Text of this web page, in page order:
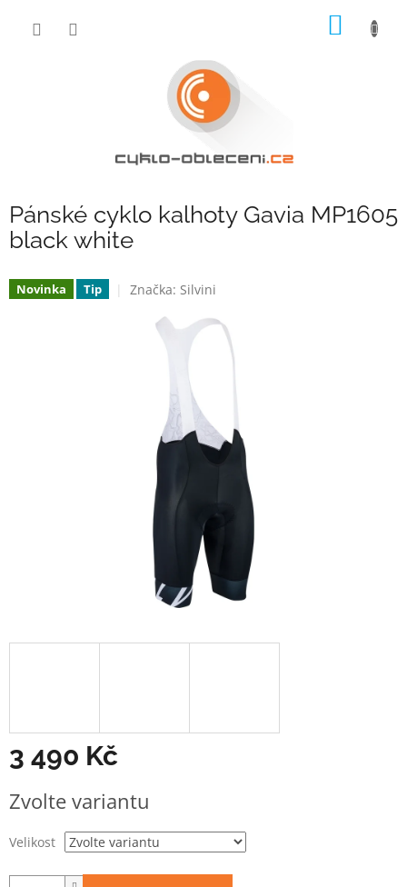
Pánské cyklo kalhoty Gavia MP1605
black white
Novinka Tip Značka: Silvini
3 490 Kč
cena:
Zvolte variantu
Velikost